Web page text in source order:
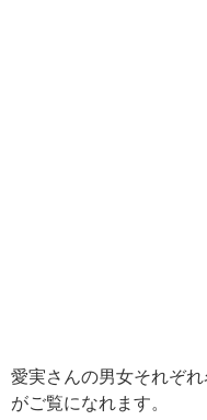
愛実さんの男女それぞ
がご覧になれます。